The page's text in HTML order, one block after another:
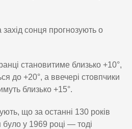
сонця прогнозують о
становитиме близько +10°,
до +20°, а ввечері стовпчики
близько +15°.
що за останні 130 років
у 1969 році — тоді